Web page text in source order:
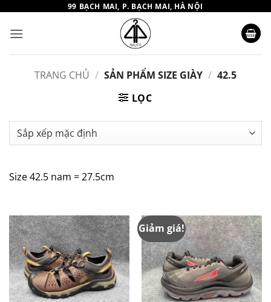
nội
dung
99 BẠCH MAI, P. BẠCH MAI, HÀ NỘI
TRANG CHỦ / SẢN PHẨM SIZE GIÀY / 42.5
LỌC
Size 42.5 nam = 27.5cm
Giảm giá!